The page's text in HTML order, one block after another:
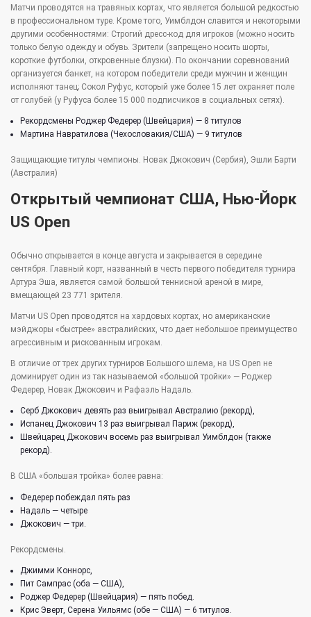
Матчи проводятся на травяных кортах, что является большой редкостью
в профессиональном туре. Кроме того, Уимблдон славится и некоторыми
другими особенностями: Строгий дресс-код для игроков (можно носить
только белую одежду и обувь. Зрители (запрещено носить шорты,
короткие футболки, откровенные блузки). По окончании соревнований
организуется банкет, на котором победители среди мужчин и женщин
исполняют танец; Сокол Руфус, который уже более 15 лет охраняет поле
от голубей (у Руфуса более 15 000 подписчиков в социальных сетях).
Рекордсмены Роджер Федерер (Швейцария) — 8 титулов
Мартина Навратилова (Чехословакия/США) — 9 титулов
Защищающие титулы чемпионы. Новак Джокович (Сербия), Эшли Барти
(Австралия)
Открытый чемпионат США, Нью-Йорк
US Open
Обычно открывается в конце августа и закрывается в середине
сентября. Главный корт, названный в честь первого победителя турнира
Артура Эша, является самой большой теннисной ареной в мире,
вмещающей 23 771 зрителя.
Матчи US Open проводятся на хардовых кортах, но американские
мэйджоры «быстрее» австралийских, что дает небольшое преимущество
агрессивным и рискованным игрокам.
В отличие от трех других турниров Большого шлема, на US Open не
доминирует один из так называемой «большой тройки» — Роджер
Федерер, Новак Джокович и Рафаэль Надаль.
Серб Джокович девять раз выигрывал Австралию (рекорд),
Испанец Джокович 13 раз выигрывал Париж (рекорд),
Швейцарец Джокович восемь раз выигрывал Уимблдон (также
рекорд).
В США «большая тройка» более равна:
Федерер побеждал пять раз
Надаль — четыре
Джокович — три.
Рекордсмены.
Джимми Коннорс,
Пит Сампрас (оба — США),
Роджер Федерер (Швейцария) — пять побед.
Крис Эверт, Серена Уильямс (обе — США) — 6 титулов.